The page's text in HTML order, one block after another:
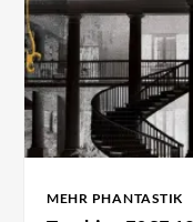
MEHR PHANTASTIK